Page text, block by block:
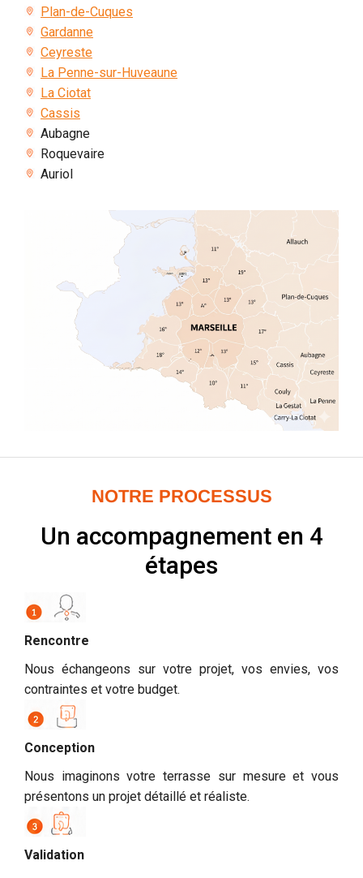
Plan-de-Cuques
Gardanne
Ceyreste
La Penne-sur-Huveaune
La Ciotat
Cassis
Aubagne
Roquevaire
Auriol
NOTRE PROCESSUS
Un accompagnement en 4
étapes
Rencontre
Nous échangeons sur votre projet, vos envies, vos
contraintes et votre budget.
Conception
Nous imaginons votre terrasse sur mesure et vous
présentons un projet détaillé et réaliste.
Validation